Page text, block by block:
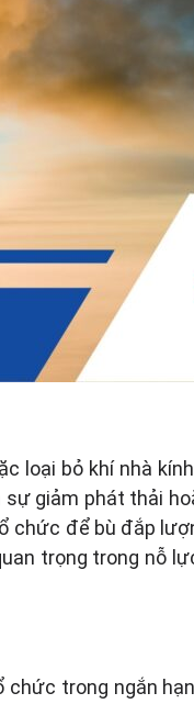
loại bỏ khí nhà
giảm phát thải
để bù đắp
trọng trong nỗ
trong ngắn